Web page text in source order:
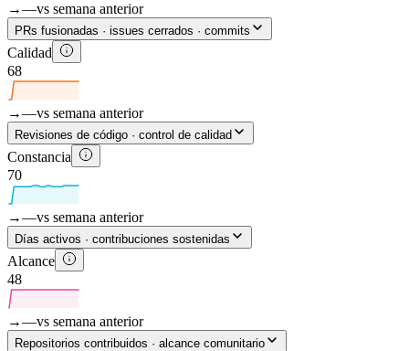
→—vs semana anterior
PRs fusionadas · issues cerrados · commits
Calidad
68
→—vs semana anterior
Revisiones de código · control de calidad
Constancia
70
→—vs semana anterior
Días activos · contribuciones sostenidas
Alcance
48
→—vs semana anterior
Repositorios contribuidos · alcance comunitario